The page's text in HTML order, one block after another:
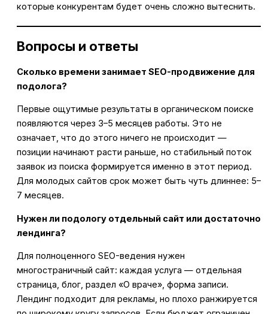
которые конкурентам будет очень сложно вытеснить.
Вопросы и ответы
Сколько времени занимает SEO-продвижение для
подолога?
Первые ощутимые результаты в органическом поиске
появляются через 3–5 месяцев работы. Это не
означает, что до этого ничего не происходит —
позиции начинают расти раньше, но стабильный поток
заявок из поиска формируется именно в этот период.
Для молодых сайтов срок может быть чуть длиннее: 5–
7 месяцев.
Нужен ли подологу отдельный сайт или достаточно
лендинга?
Для полноценного SEO-ведения нужен
многостраничный сайт: каждая услуга — отдельная
страница, блог, раздел «О враче», форма записи.
Лендинг подходит для рекламы, но плохо ранжируется